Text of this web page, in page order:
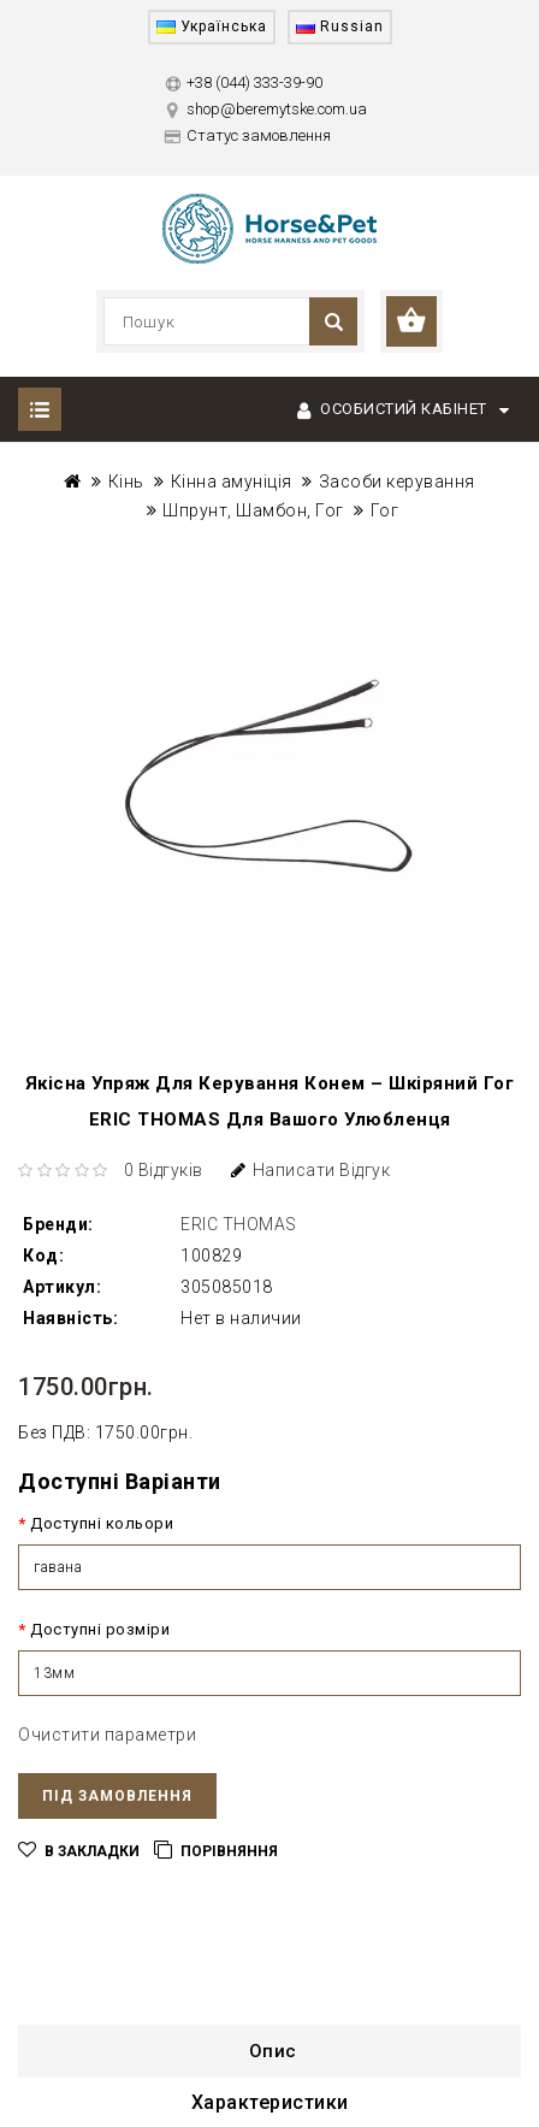
Українська Russian
+38 (044) 333-39-90
shop@beremytske.com.ua
Статус замовлення
ОСОБИСТИЙ КАБІНЕТ
Кінь Кінна амуніція
Засоби керування
Шпрунт, Шамбон, Гог
Гог
Якісна Упряж Для Керування Конем – Шкіряний Гог
ERIC THOMAS Для Вашого Улюбленця
0 Відгуків Написати Відгук
Бренди:
ERIC THOMAS
Код:
100829
Артикул:
305085018
Наявність:
Нет в наличии
1750.00грн.
Без ПДВ: 1750.00грн.
Доступні Варіанти
Доступні кольори
гавана
Доступні розміри
13мм
Очистити параметри
ПІД ЗАМОВЛЕННЯ
В ЗАКЛАДКИ ПОРІВНЯННЯ
Опис
Характеристики